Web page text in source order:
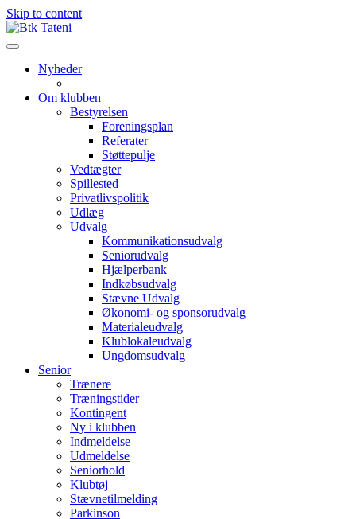
Skip to content
Nyheder
Om klubben
Bestyrelsen
Foreningsplan
Referater
Støttepulje
Vedtægter
Spillested
Privatlivspolitik
Udlæg
Udvalg
Kommunikationsudvalg
Seniorudvalg
Hjælperbank
Indkøbsudvalg
Stævne Udvalg
Økonomi- og sponsorudvalg
Materialeudvalg
Klublokaleudvalg
Ungdomsudvalg
Senior
Trænere
Træningstider
Kontingent
Ny i klubben
Indmeldelse
Udmeldelse
Seniorhold
Klubtøj
Stævnetilmelding
Parkinson